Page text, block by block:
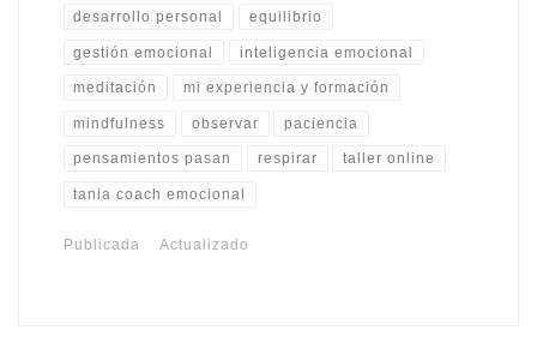
desarrollo personal equilibrio
gestión emocional inteligencia emocional
meditación mi experiencia y formación
mindfulness observar paciencia
pensamientos pasan respirar taller online
tania coach emocional
Publicada Actualizado